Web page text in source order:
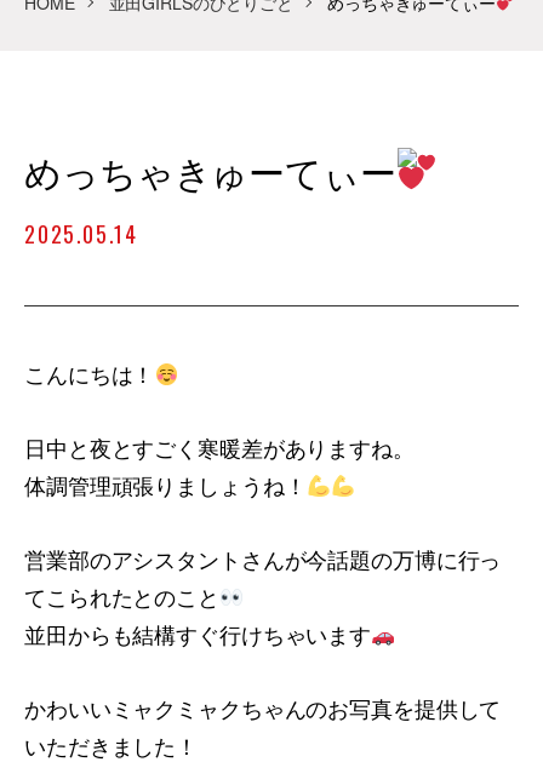
めっちゃきゅーてぃー
2025.05.14
こんにちは！
日中と夜とすごく寒暖差がありますね。
体調管理頑張りましょうね！
営業部のアシスタントさんが今話題の万博に行っ
てこられたとのこと
並田からも結構すぐ行けちゃいます
かわいいミャクミャクちゃんのお写真を提供して
いただきました！